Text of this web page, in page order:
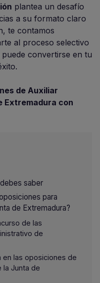
plantea un desafío
a su formato claro
te contamos
al proceso selectivo
convertirse en tu
de Auxiliar
Extremadura con
saber
para
de Extremadura?
de las
de
en las oposiciones de
la Junta de